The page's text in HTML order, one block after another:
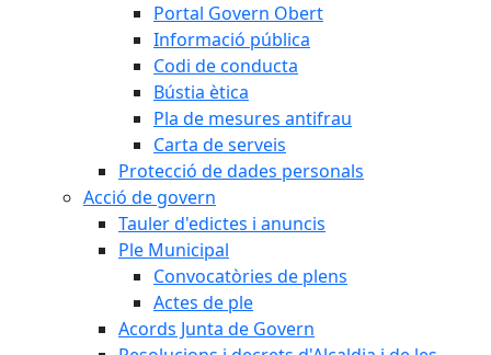
Portal Govern Obert
Informació pública
Codi de conducta
Bústia ètica
Pla de mesures antifrau
Carta de serveis
Protecció de dades personals
Acció de govern
Tauler d'edictes i anuncis
Ple Municipal
Convocatòries de plens
Actes de ple
Acords Junta de Govern